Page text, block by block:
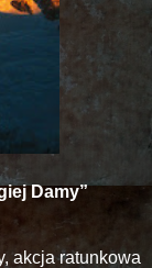
Damy”
akcja ratunkowa